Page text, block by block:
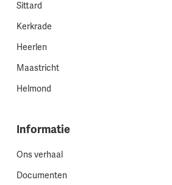
Sittard
Kerkrade
Heerlen
Maastricht
Helmond
Informatie
Ons verhaal
Documenten